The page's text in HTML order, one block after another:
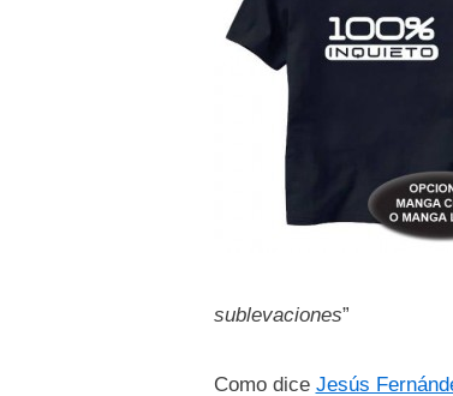
sublevaciones”
Como dice Jesús